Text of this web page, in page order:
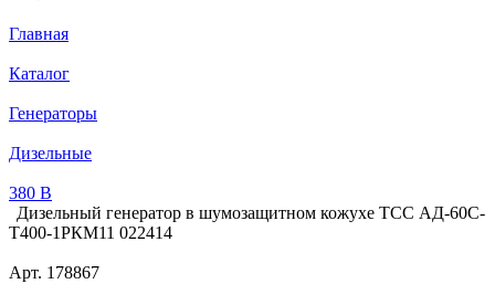
Главная
Каталог
Генераторы
Дизельные
380 В
Дизельный генератор в шумозащитном кожухе ТСС АД-60С-
Т400-1РКМ11 022414
Арт. 178867